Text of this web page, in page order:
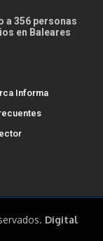
a 356 personas
en Baleares
Informa
Digital